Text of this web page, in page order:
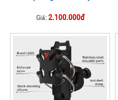
Giá:2.100.000đ